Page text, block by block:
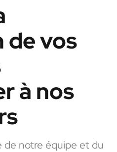
de vos
à nos
de notre équipe et du